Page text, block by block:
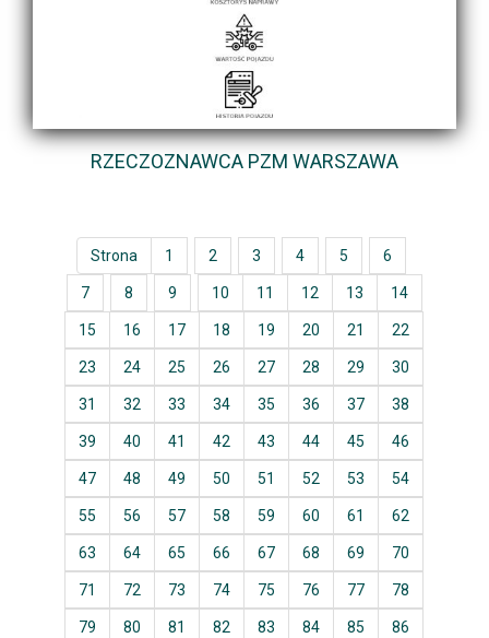
RZECZOZNAWCA PZM WARSZAWA
Strona 1 2 3 4 5 6
7 8 9 10 11 12 13 14
15 16 17 18 19 20 21 22
23 24 25 26 27 28 29 30
31 32 33 34 35 36 37 38
39 40 41 42 43 44 45 46
47 48 49 50 51 52 53 54
55 56 57 58 59 60 61 62
63 64 65 66 67 68 69 70
71 72 73 74 75 76 77 78
79 80 81 82 83 84 85 86